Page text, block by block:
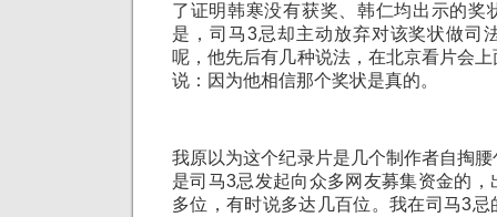
了证明韩寒没有获奖、韩仁均出示的奖
是，司马3忌却主动放弃对该奖状做司
呢，他先后有几种说法，在北京看片会
说：因为他相信那个奖状是真的。
我原以为这个纪录片是几个制作者自掏
是司马3忌发起向众多网友募集资金的
多位，有时说多达几百位。我在司马3